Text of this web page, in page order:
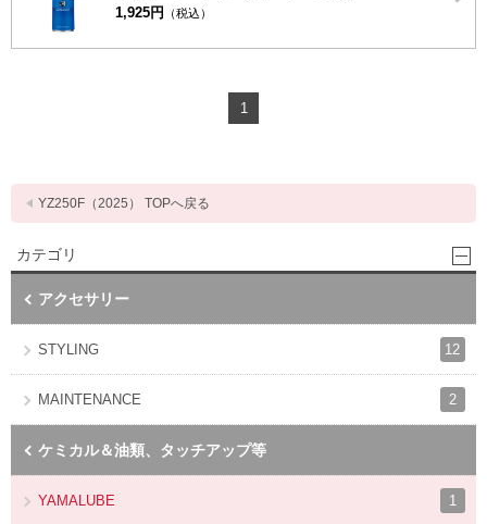
1,925円
（税込）
1
YZ250F（2025） TOPへ戻る
カテゴリ
アクセサリー
STYLING 12
MAINTENANCE 2
ケミカル＆油類、タッチアップ等
YAMALUBE 1